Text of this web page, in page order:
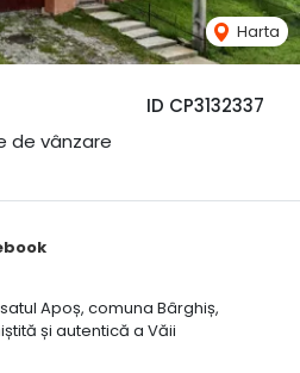
ID CP3132337
de vânzare
Harta
Apoș, comuna Bârghiș,
și autentică a Văii